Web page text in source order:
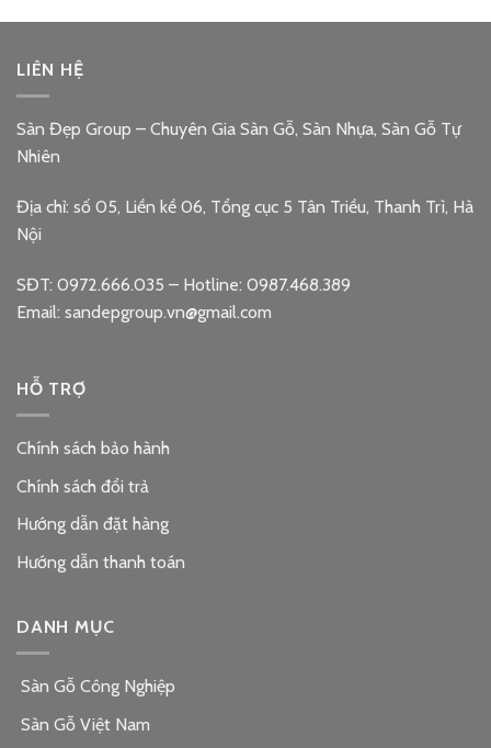
LIÊN HỆ
Sàn Đẹp Group – Chuyên Gia Sàn Gỗ, Sàn Nhựa, Sàn Gỗ Tự
Nhiên
Địa chỉ: số 05, Liền kề 06, Tổng cục 5 Tân Triều, Thanh Trì, Hà
Nội
SĐT: 0972.666.035 – Hotline: 0987.468.389
Email: sandepgroup.vn@gmail.com
HỖ TRỢ
Chính sách bảo hành
Chính sách đổi trả
Hướng dẫn đặt hàng
Hướng dẫn thanh toán
DANH MỤC
Sàn Gỗ Công Nghiệp
Sàn Gỗ Việt Nam